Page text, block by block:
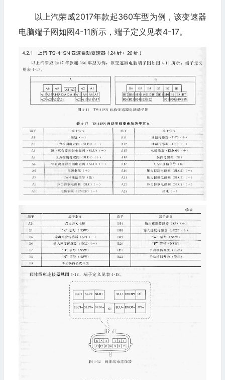
以上汽荣威2017年款起360车型为例，该变速器
电脑端子图如图4-11所示，端子定义见表4-17。